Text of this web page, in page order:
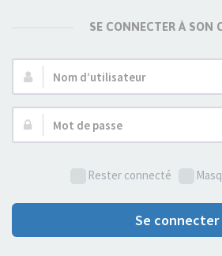
SE CONNECTER À SON
Nom
Mot
Rester connecté
Se connecter